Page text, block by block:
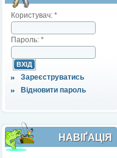
Користувач: *
Пароль: *
Зареєструватись
Відновити пароль
НАВІҐАЦІЯ